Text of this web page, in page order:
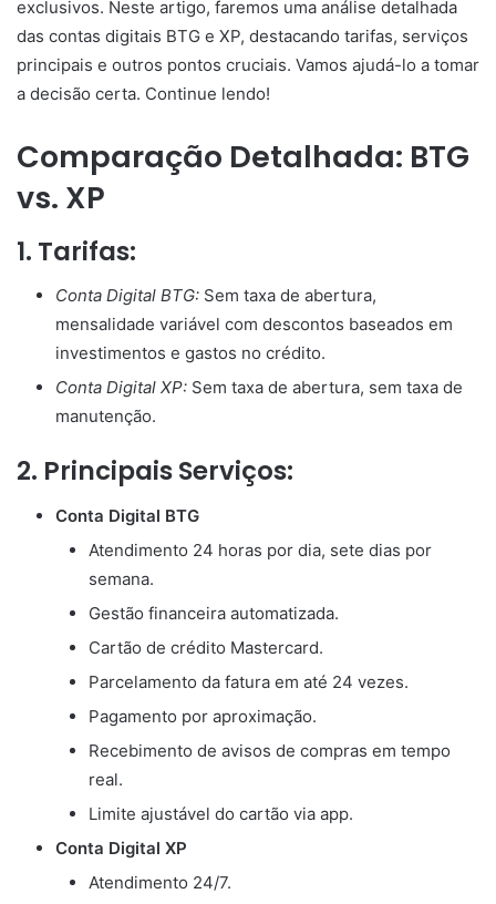
exclusivos. Neste artigo, faremos uma análise detalhada
das contas digitais BTG e XP, destacando tarifas, serviços
principais e outros pontos cruciais. Vamos ajudá-lo a tomar
a decisão certa. Continue lendo!
Comparação Detalhada: BTG
vs. XP
1. Tarifas:
Conta Digital BTG: Sem taxa de abertura,
mensalidade variável com descontos baseados em
investimentos e gastos no crédito.
Conta Digital XP: Sem taxa de abertura, sem taxa de
manutenção.
2. Principais Serviços:
Conta Digital BTG
Atendimento 24 horas por dia, sete dias por
semana.
Gestão financeira automatizada.
Cartão de crédito Mastercard.
Parcelamento da fatura em até 24 vezes.
Pagamento por aproximação.
Recebimento de avisos de compras em tempo
real.
Limite ajustável do cartão via app.
Conta Digital XP
Atendimento 24/7.